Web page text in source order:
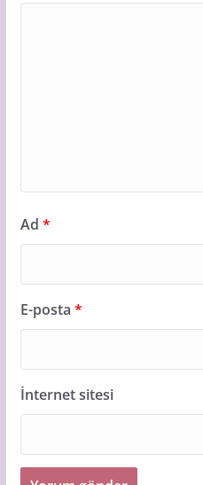
Ad *
E-posta *
İnternet sitesi